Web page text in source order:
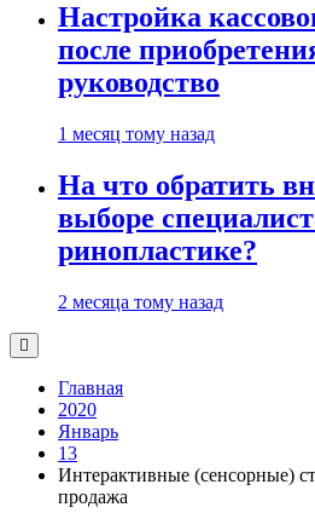
Настройка
после
руководство
1 месяц тому назад
На что обратить
выборе
ринопластике?
2 месяца тому назад
Главная
2020
Январь
13
Интерактивные (сенсорные)
продажа